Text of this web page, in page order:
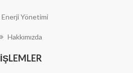
Enerji Yönetimi
Hakkımızda
İŞLEMLER